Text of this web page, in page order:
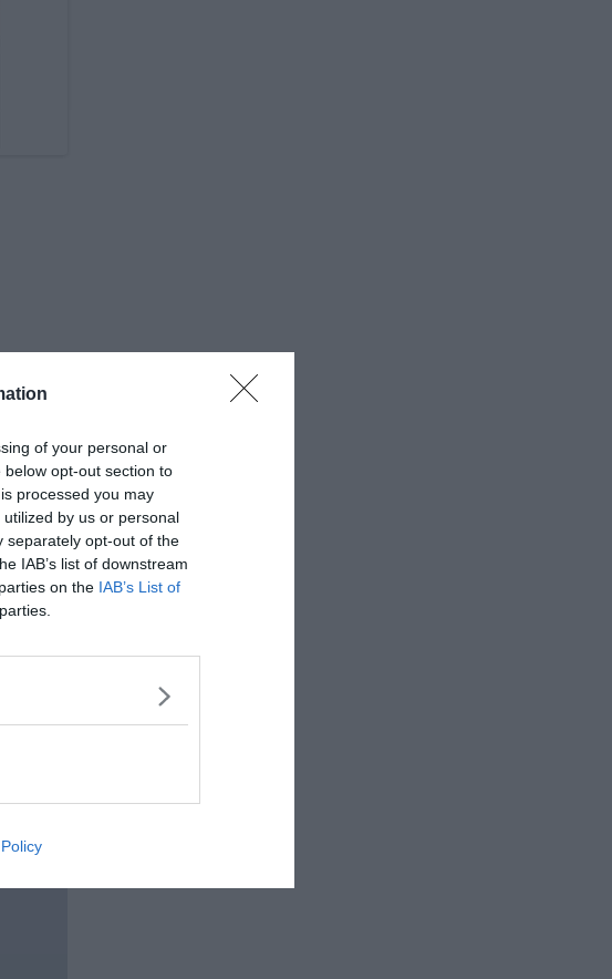
of your personal or
opt-out section to
processed you may
by us or personal
separately opt-out of the
IAB’s list of downstream
on the IAB’s List of